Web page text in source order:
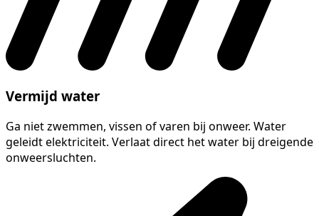
Vermijd water
Ga niet zwemmen, vissen of varen bij onweer. Water
geleidt elektriciteit. Verlaat direct het water bij dreigende
onweersluchten.